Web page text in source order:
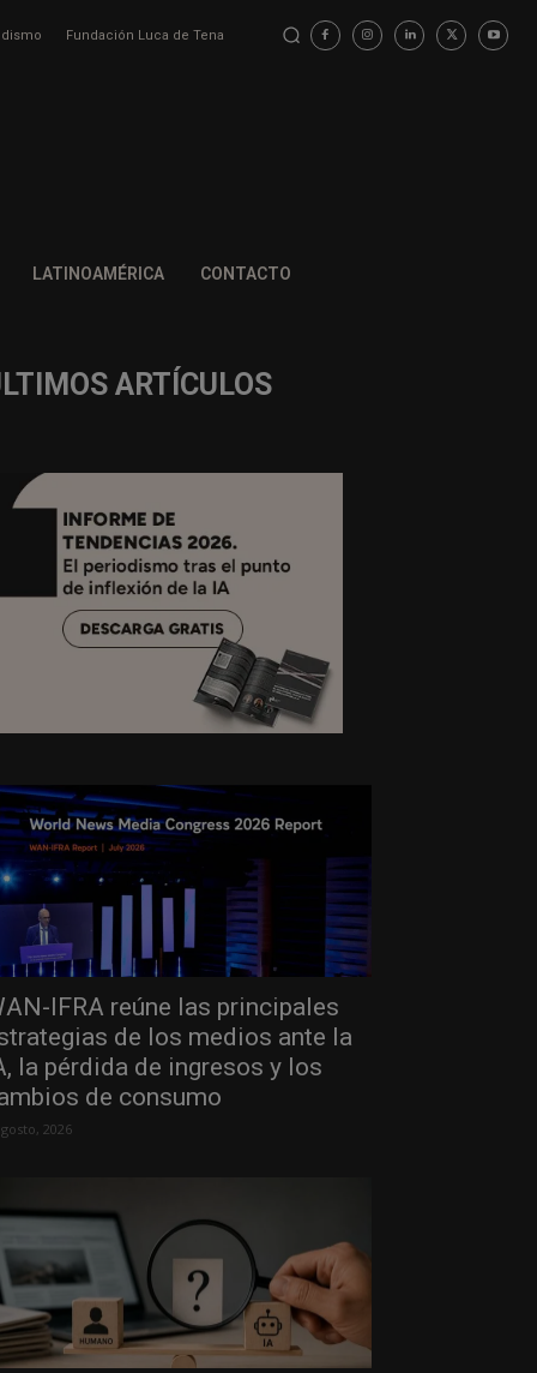
Fundación Luca de Tena
LATINOAMÉRICA CONTACTO
ARTÍCULOS
IFRA reúne las principales
de los medios ante la
la pérdida de ingresos y los
de consumo
2026